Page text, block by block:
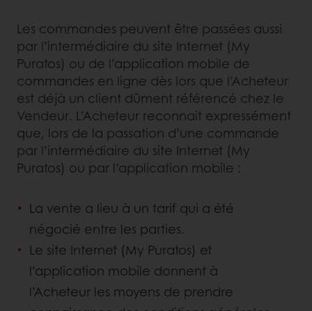
Les commandes peuvent être passées aussi
par l’intermédiaire du site Internet (My
Puratos) ou de l’application mobile de
commandes en ligne dès lors que l’Acheteur
est déjà un client dûment référencé chez le
Vendeur. L’Acheteur reconnait expressément
que, lors de la passation d’une commande
par l’intermédiaire du site Internet (My
Puratos) ou par l’application mobile :
La vente a lieu à un tarif qui a été
négocié entre les parties.
Le site Internet (My Puratos) et
l’application mobile donnent à
l’Acheteur les moyens de prendre